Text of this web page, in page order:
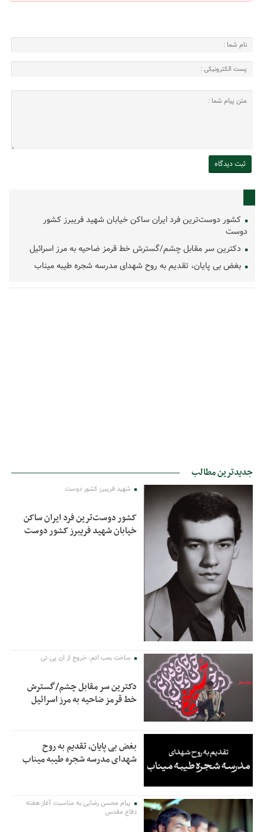
کشور دوست‌ترین فرد ایران ساکن خیابان شهید فریبرز کشور
دوست
دکترین سر مقابل چشم/گسترش خط قرمز ضاحیه به مرز اسرائیل
بغض بی پایان، تقدیم به روح شهدای مدرسه شجره طیبه میناب
جدیدترین مطالب
شهید فریبرز کشور دوست
کشور دوست‌ترین فرد ایران ساکن
خیابان شهید فریبرز کشور دوست
ساخت بمب اتم، خروج از ان پی تی
دکترین سر مقابل چشم/گسترش
خط قرمز ضاحیه به مرز اسرائیل
بغض بی پایان، تقدیم به روح
شهدای مدرسه شجره طیبه میناب
پیام محسن رضایی به مناسبت آغاز هفته
دفاع مقدس